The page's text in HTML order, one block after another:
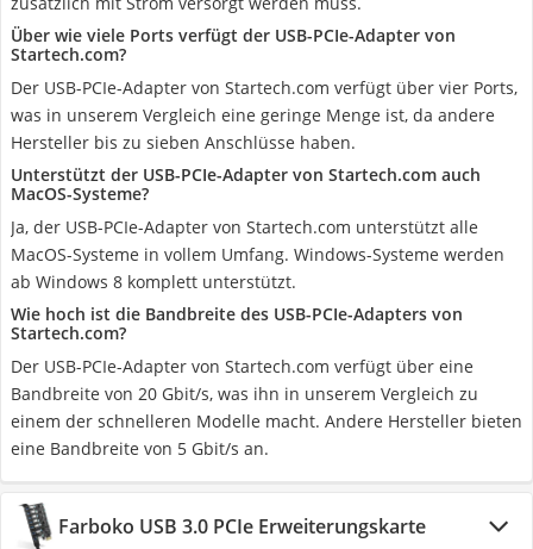
Über wie viele Ports verfügt der USB-PCIe-Adapter von
Startech.com?
Der USB-PCIe-Adapter von Startech.com verfügt über vier Ports,
was in unserem Vergleich eine geringe Menge ist, da andere
Hersteller bis zu sieben Anschlüsse haben.
Unterstützt der USB-PCIe-Adapter von Startech.com auch
MacOS-Systeme?
Ja, der USB-PCIe-Adapter von Startech.com unterstützt alle
MacOS-Systeme in vollem Umfang. Windows-Systeme werden
ab Windows 8 komplett unterstützt.
Wie hoch ist die Bandbreite des USB-PCIe-Adapters von
Startech.com?
Der USB-PCIe-Adapter von Startech.com verfügt über eine
Bandbreite von 20 Gbit/s, was ihn in unserem Vergleich zu
einem der schnelleren Modelle macht. Andere Hersteller bieten
eine Bandbreite von 5 Gbit/s an.
Farboko USB 3.0 PCIe Erweiterungskarte